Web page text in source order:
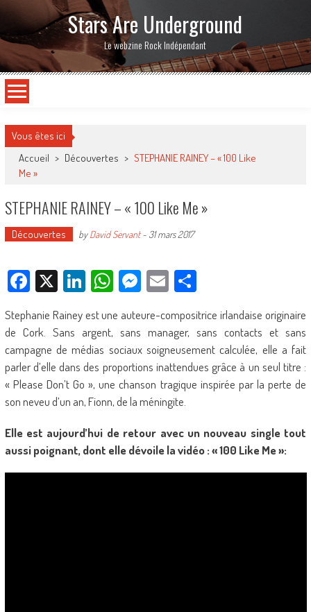
Stars Are Underground
Le webzine Rock Indépendant
Vous êtes ici
Accueil > Découvertes > STEPHANIE RAINEY – « 100 Like
Me »
STEPHANIE RAINEY – « 100 Like Me »
Découvertes byDavid Servant- 31 mars 2017
Facebook
X LinkedIn
WhatsApp
Messenger
EmailPartager
Stephanie Rainey est une auteure-compositrice irlandaise originaire
de Cork. Sans argent, sans manager, sans contacts et sans
campagne de médias sociaux soigneusement calculée, elle a fait
parler d’elle dans des proportions inattendues grâce à un seul titre :
« Please Don’t Go », une chanson tragique inspirée par la perte de
son neveu d’un an, Fionn, de la méningite.
Elle est aujourd’hui de retour avec un nouveau single tout
aussi poignant, dont elle dévoile la vidéo : « 100 Like Me »: